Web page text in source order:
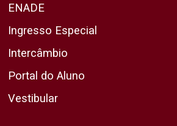
ENADE
Ingresso Especial
Intercâmbio
Portal do Aluno
Vestibular